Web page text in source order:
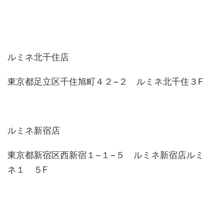
ルミネ北千住店
東京都足立区千住旭町４２−２ ルミネ北千住３F
ルミネ新宿店
東京都新宿区西新宿１−１−５ ルミネ新宿店ルミ
ネ１ ５F